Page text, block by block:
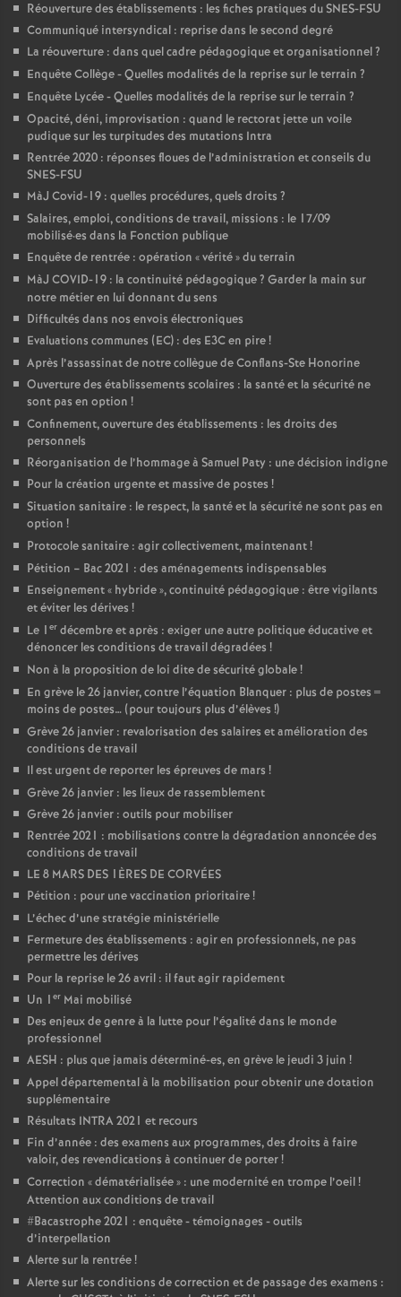
Réouverture des établissements : les fiches pratiques du SNES-FSU
Communiqué intersyndical : reprise dans le second degré
La réouverture : dans quel cadre pédagogique et organisationnel?
Enquête Collège - Quelles modalités de la reprise sur le terrain ?
Enquête Lycée - Quelles modalités de la reprise sur le terrain ?
Opacité, déni, improvisation : quand le rectorat jette un voile
pudique sur les turpitudes des mutations Intra
Rentrée 2020 : réponses floues de l’administration et conseils du
SNES-FSU
MàJ Covid-19 : quelles procédures, quels droits ?
Salaires, emploi, conditions de travail, missions : le 17/09
mobilisé·es dans la Fonction publique
Enquête de rentrée : opération «vérité» du terrain
MàJ COVID-19 : la continuité pédagogique? Garder la main sur
notre métier en lui donnant du sens
Difficultés dans nos envois électroniques
Evaluations communes (EC) : des E3C en pire!
Après l’assassinat de notre collègue de Conflans-Ste Honorine
Ouverture des établissements scolaires : la santé et la sécurité ne
sont pas en option !
Confinement, ouverture des établissements : les droits des
personnels
Réorganisation de l’hommage à Samuel Paty : une décision indigne
Pour la création urgente et massive de postes !
Situation sanitaire : le respect, la santé et la sécurité ne sont pas en
option !
Protocole sanitaire : agir collectivement, maintenant!
Pétition – Bac 2021 : des aménagements indispensables
Enseignement « hybride», continuité pédagogique : être vigilants
et éviter les dérives !
Le 1 er décembre et après : exiger une autre politique éducative et
dénoncer les conditions de travail dégradées !
Non à la proposition de loi dite de sécurité globale!
En grève le 26 janvier, contre l’équation Blanquer : plus de postes =
moins de postes… (pour toujours plus d’élèves !)
Grève 26 janvier : revalorisation des salaires et amélioration des
conditions de travail
Il est urgent de reporter les épreuves de mars !
Grève 26 janvier : les lieux de rassemblement
Grève 26 janvier : outils pour mobiliser
Rentrée 2021 : mobilisations contre la dégradation annoncée des
conditions de travail
LE 8 MARS DES 1ÈRES DE CORVÉES
Pétition : pour une vaccination prioritaire!
L’échec d’une stratégie ministérielle
Fermeture des établissements : agir en professionnels, ne pas
permettre les dérives
Pour la reprise le 26 avril : il faut agir rapidement
Un 1 er Mai mobilisé
Des enjeux de genre à la lutte pour l’égalité dans le monde
professionnel
AESH : plus que jamais déterminé-es, en grève le jeudi 3 juin !
Appel départemental à la mobilisation pour obtenir une dotation
supplémentaire
Résultats INTRA 2021 et recours
Fin d’année : des examens aux programmes, des droits à faire
valoir, des revendications à continuer de porter!
Correction «dématérialisée» : une modernité en trompe l’oeil!
Attention aux conditions de travail
#Bacastrophe 2021 : enquête - témoignages - outils
d’interpellation
Alerte sur la rentrée!
Alerte sur les conditions de correction et de passage des examens :